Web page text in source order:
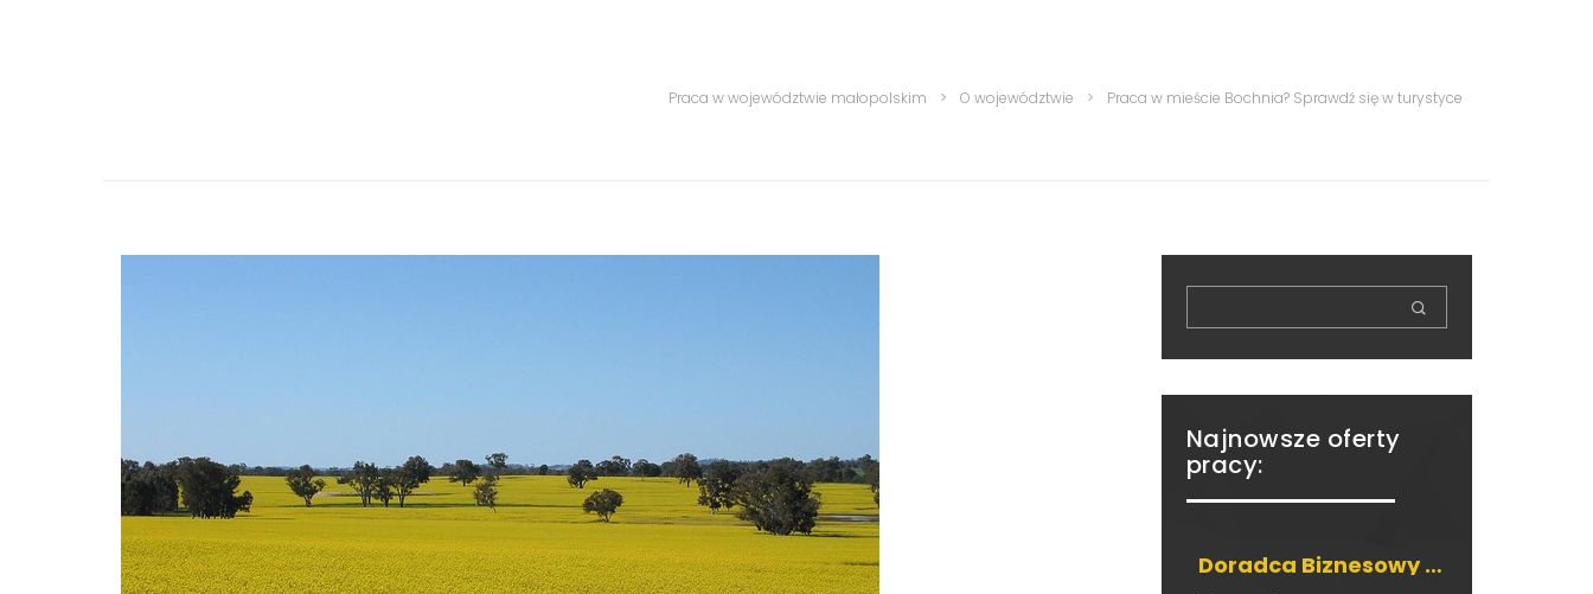
Praca w województwie małopolskim > O województwie > Praca w mieście Bochnia? Sprawdź się w turystyce
Najnowsze oferty
pracy:
Doradca Biznesowy / Szkoleniowiec w branży Beauty